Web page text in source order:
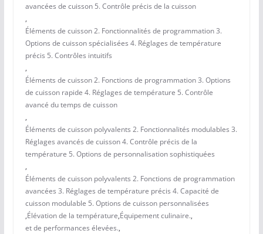
avancées de cuisson 5. Contrôle précis de la cuisson
,
Éléments de cuisson 2. Fonctionnalités de programmation 3.
Options de cuisson spécialisées 4. Réglages de température
précis 5. Contrôles intuitifs
,
Éléments de cuisson 2. Fonctions de programmation 3. Options
de cuisson rapide 4. Réglages de température 5. Contrôle
avancé du temps de cuisson
,
Éléments de cuisson polyvalents 2. Fonctionnalités modulables 3.
Réglages avancés de cuisson 4. Contrôle précis de la
température 5. Options de personnalisation sophistiquées
,
Éléments de cuisson polyvalents 2. Fonctions de programmation
avancées 3. Réglages de température précis 4. Capacité de
cuisson modulable 5. Options de cuisson personnalisées
,Élévation de la température,Équipement culinaire.,
et de performances élevées.,